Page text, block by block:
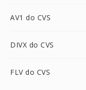
AV1 do CVS
DIVX do CVS
FLV do CVS